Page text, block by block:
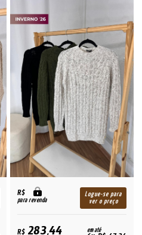
R$
para revenda
Logue-se para
ver o preço
em até